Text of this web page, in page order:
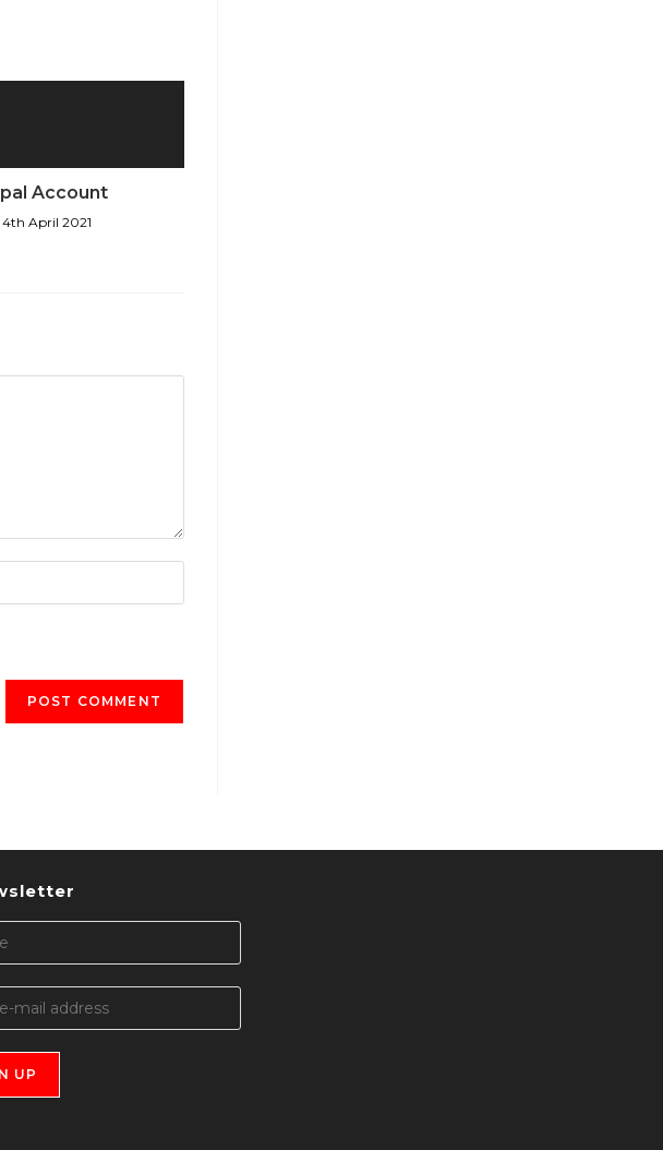
Account
4th April 2021